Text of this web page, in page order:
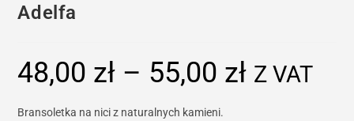
Adelfa
48,00 zł – 55,00 zł Zakres
cen:
odZ VAT
Bransoletka na nici z naturalnych kamieni.